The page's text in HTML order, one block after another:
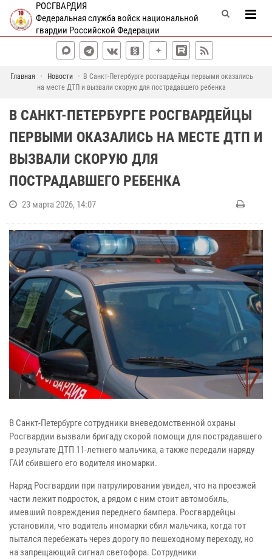
РОСГВАРДИЯ
Федеральная служба войск национальной
гвардии Российской Федерации
Главная Новости
В Санкт-Петербурге росгвардейцы первыми оказались
на месте ДТП и вызвали скорую для пострадавшего ребенка
В САНКТ-ПЕТЕРБУРГЕ РОСГВАРДЕЙЦЫ
ПЕРВЫМИ ОКАЗАЛИСЬ НА МЕСТЕ ДТП И
ВЫЗВАЛИ СКОРУЮ ДЛЯ
ПОСТРАДАВШЕГО РЕБЕНКА
23 марта 2026, 14:07
В Санкт-Петербурге сотрудники вневедомственной охраны
Росгвардии вызвали бригаду скорой помощи для пострадавшего
в результате ДТП 11-летнего мальчика, а также передали наряду
ГАИ сбившего его водителя иномарки.
Наряд Росгвардии при патрулировании увидел, что на проезжей
части лежит подросток, а рядом с ним стоит автомобиль,
имевший повреждения переднего бампера. Росгвардейцы
установили, что водитель иномарки сбил мальчика, когда тот
пытался перебежать через дорогу по пешеходному переходу, но
на запрещающий сигнал светофора. Сотрудники